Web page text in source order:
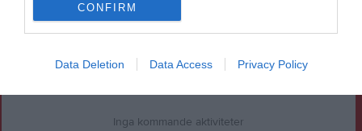
CONFIRM
Data Deletion Data Access Privacy Policy
Inget album finns skapat
Logga in som administratör och skapa ert första album
På gång Kalender
Inga kommande aktiviteter